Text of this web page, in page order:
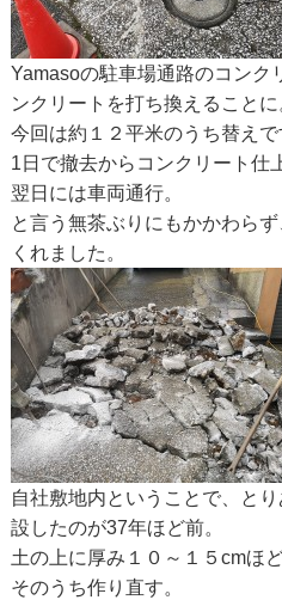
Yamasoの駐車場通路のコンク
ンクリートを打ち換えることに
今回は約１２平米のうち替えで
1日で撤去からコンクリート仕
翌日には車両通行。
と言う無茶ぶりにもかかわら
くれました。
自社敷地内ということで、と
設したのが37年ほど前。
土の上に厚み１０～１５cmほ
そのうち作り直す。